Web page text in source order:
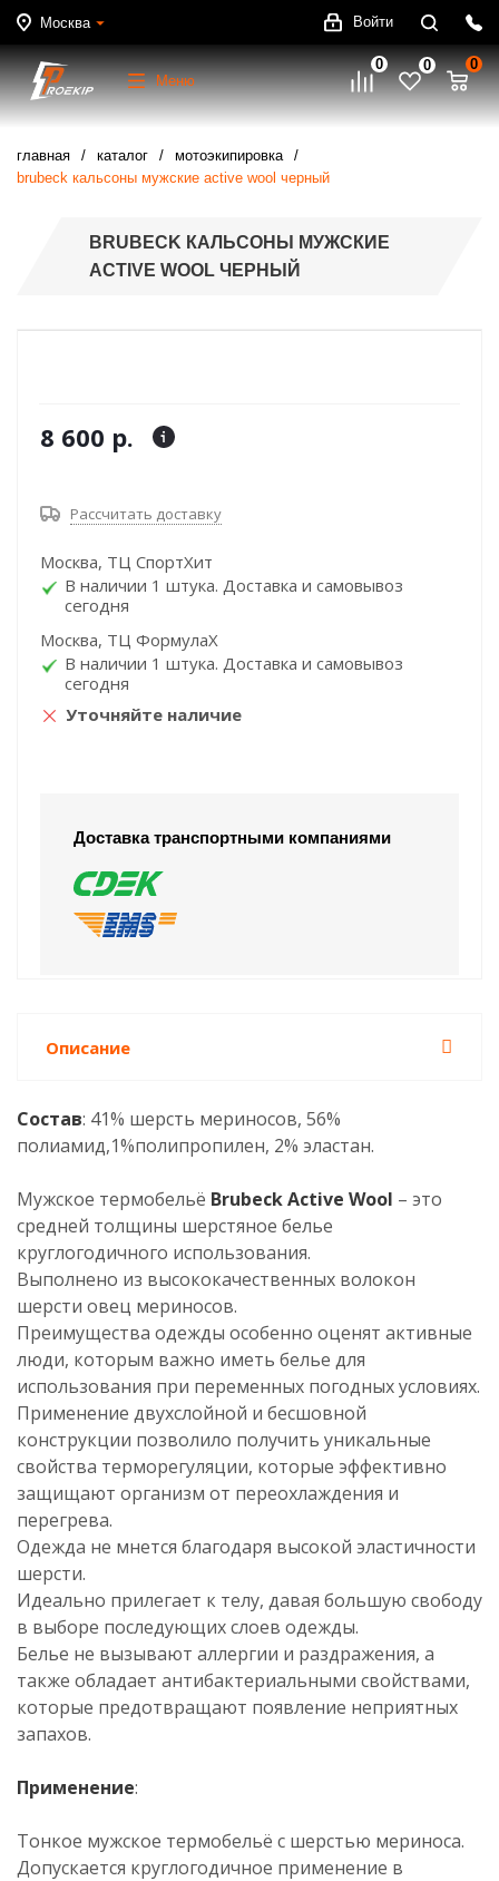
Москва Войти
Меню
0 0 0
главная каталог
мотоэкипировка
brubeck кальсоны мужские active wool черный
BRUBECK КАЛЬСОНЫ МУЖСКИЕ
ACTIVE WOOL ЧЕРНЫЙ
8 600 р.
Рассчитать доставку
Москва, ТЦ СпортХит
В наличии 1 штука. Доставка и самовывоз
сегодня
Москва, ТЦ ФормулаХ
В наличии 1 штука. Доставка и самовывоз
сегодня
Уточняйте наличие
Доставка транспортными компаниями
Описание
Состав: 41% шерсть мериносов, 56%
полиамид,1%полипропилен, 2% эластан.
Мужское термобельё Brubeck Active Wool – это
средней толщины шерстяное белье
круглогодичного использования.
Выполнено из высококачественных волокон
шерсти овец мериносов.
Преимущества одежды особенно оценят активные
люди, которым важно иметь белье для
использования при переменных погодных условиях.
Применение двухслойной и бесшовной
конструкции позволило получить уникальные
свойства терморегуляции, которые эффективно
защищают организм от переохлаждения и
перегрева.
Одежда не мнется благодаря высокой эластичности
шерсти.
Идеально прилегает к телу, давая большую свободу
в выборе последующих слоев одежды.
Белье не вызывают аллергии и раздражения, а
также обладает антибактериальными свойствами,
которые предотвращают появление неприятных
запахов.
Применение:
Тонкое мужское термобельё с шерстью мериноса.
Допускается круглогодичное применение в